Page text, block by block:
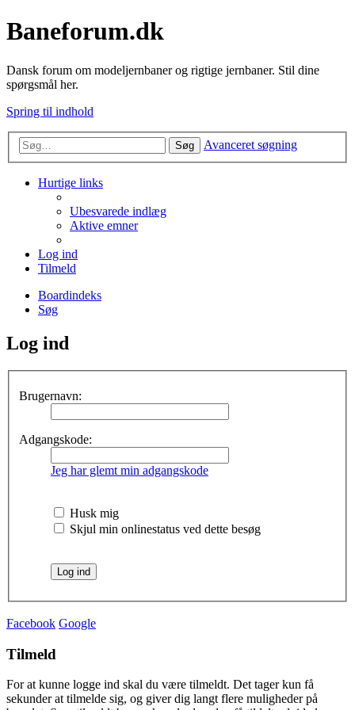
Baneforum.dk
Dansk forum om modeljernbaner og rigtige jernbaner. Stil dine
spørgsmål her.
Spring til indhold
Søg Avanceret søgning
Hurtige links
Ubesvarede indlæg
Aktive emner
Log ind
Tilmeld
Boardindeks
Søg
Log ind
Brugernavn:
Adgangskode:
Jeg har glemt min adgangskode
Husk mig
Skjul min onlinestatus ved dette besøg
Facebook Google
Tilmeld
For at kunne logge ind skal du være tilmeldt. Det tager kun få
sekunder at tilmelde sig, og giver dig langt flere muligheder på